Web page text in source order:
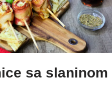
sa slaninom